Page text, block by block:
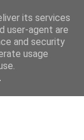
its services
user-agent are
and security
usage